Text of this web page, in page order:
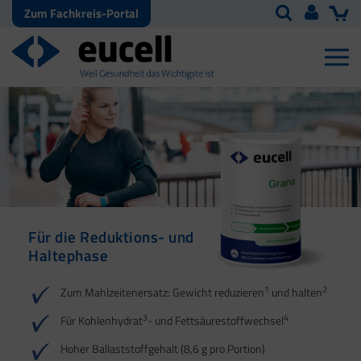
Zum Fachkreis-Portal
Für die Reduktions- und
Haltephase
Zum Mahlzeitenersatz: Gewicht reduzieren1 und halten2
Für Kohlenhydrat3- und Fettsäurestoffwechsel4
Hoher Ballaststoffgehalt (8,6 g pro Portion)
Für die Reduktions- und
Haltephase
1 2
3
4